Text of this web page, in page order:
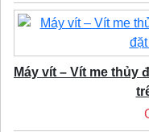
Máy vít – Vít me thủy